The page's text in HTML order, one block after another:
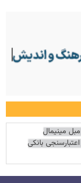
مبل مینیمال
اعتبارسنجی بانکی